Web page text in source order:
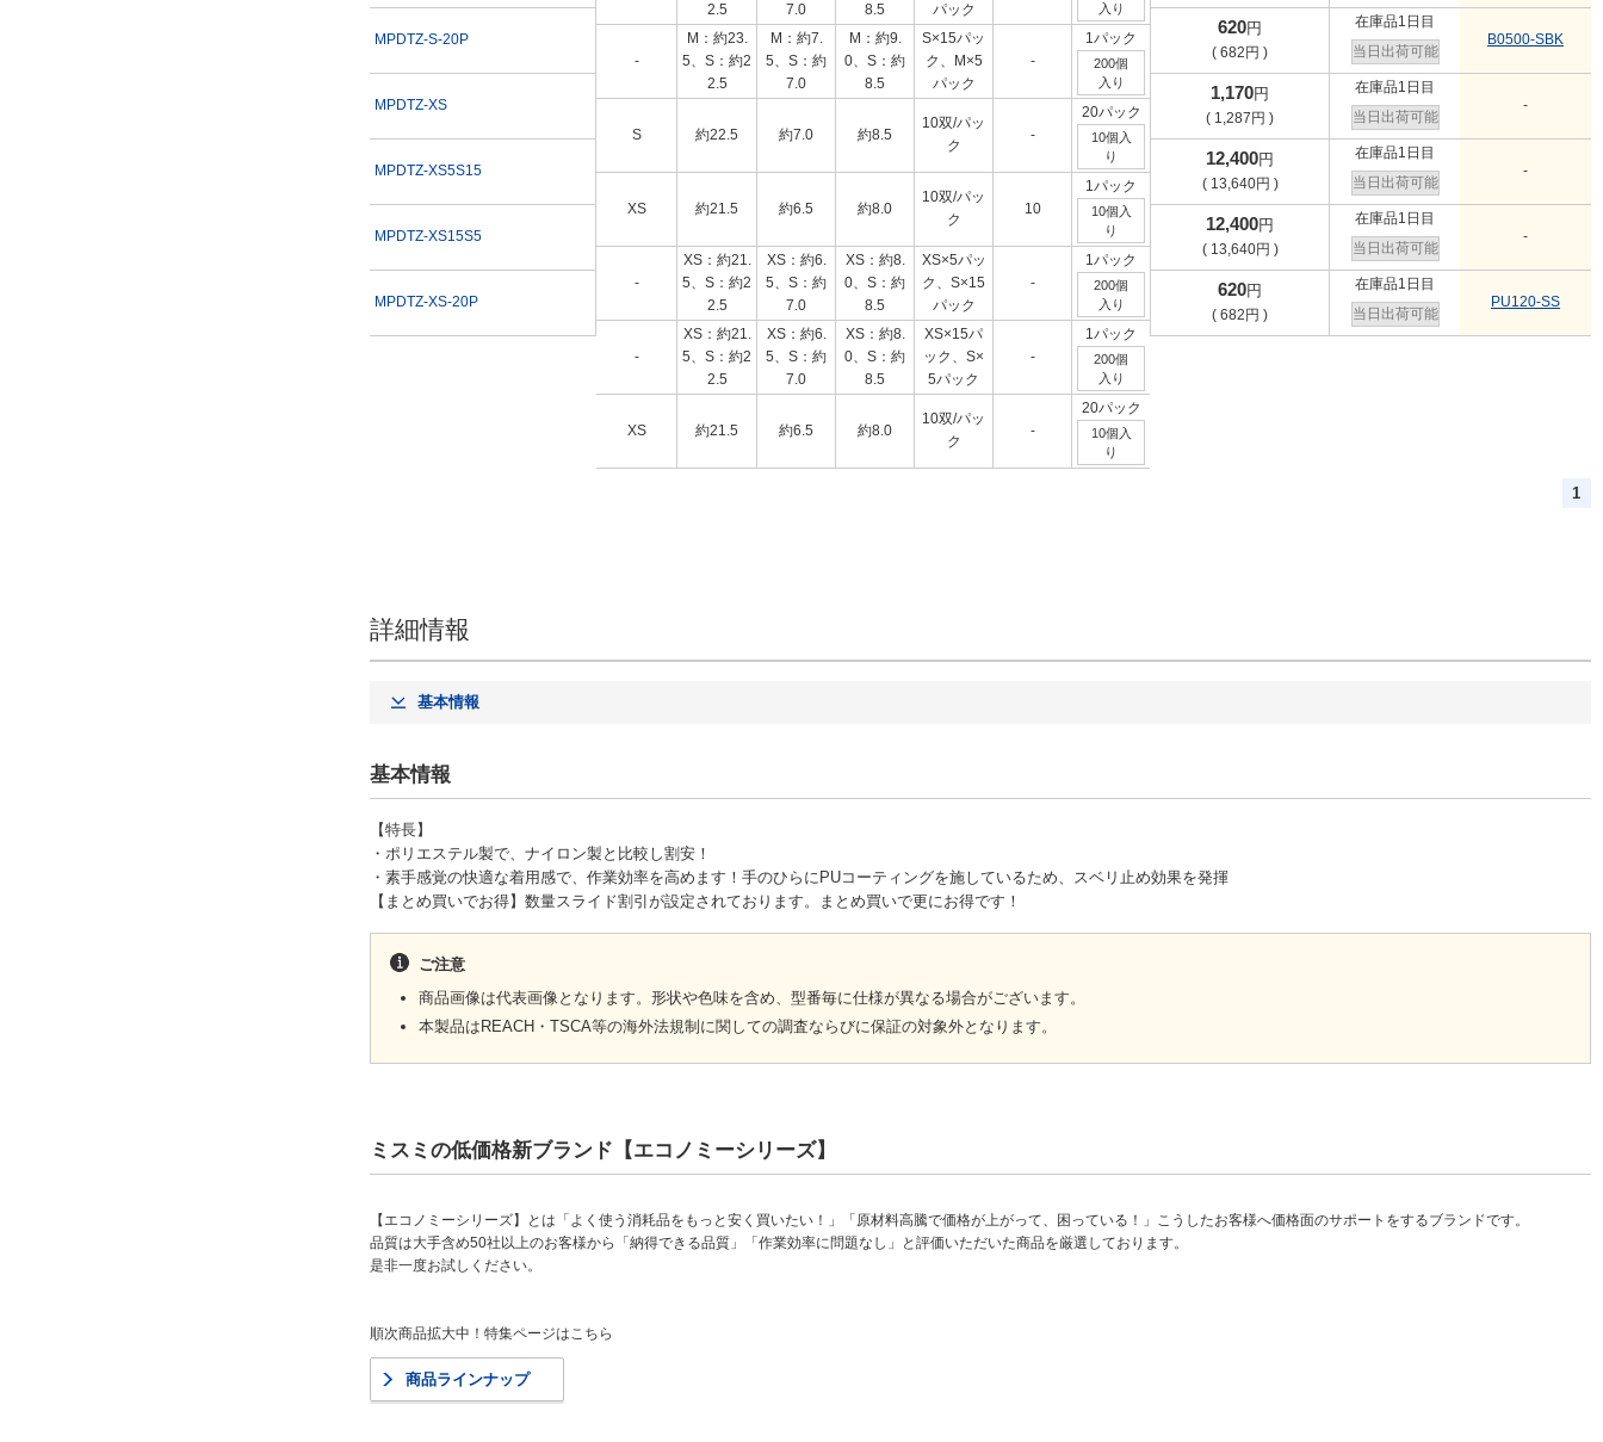
MPDTZ-S-20P
MPDTZ-XS
MPDTZ-XS5S15
MPDTZ-XS15S5
MPDTZ-XS-20P
2.5
7.0
8.5
パック
入り
-
M：約23.
5、S：約2
2.5
M：約7.
5、S：約
7.0
M：約9.
0、S：約
8.5
S×15パッ
ク、M×5
パック
-
1パック
200個
入り
S 約22.5 約7.0 約8.5
10双/パッ
ク
-
20パック
10個入
り
XS 約21.5 約6.5 約8.0
10双/パッ
ク
10
1パック
10個入
り
-
XS：約21.
5、S：約2
2.5
XS：約6.
5、S：約
7.0
XS：約8.
0、S：約
8.5
XS×5パッ
ク、S×15
パック
-
1パック
200個
入り
-
XS：約21.
5、S：約2
2.5
XS：約6.
5、S：約
7.0
XS：約8.
0、S：約
8.5
XS×15パ
ック、S×
5パック
-
1パック
200個
入り
XS 約21.5 約6.5 約8.0
10双/パッ
ク
-
20パック
10個入
り
620円
( 682 円 )
在庫品1日目
当日出荷可能
B0500-SBK
1,170円
( 1,287 円 )
在庫品1日目
当日出荷可能
-
12,400円
( 13,640円 )
在庫品1日目
当日出荷可能
-
12,400円
( 13,640円 )
在庫品1日目
当日出荷可能
-
620円
( 682 円 )
在庫品1日目
当日出荷可能
PU120-SS
1
詳細情報
基本情報
基本情報
【特長】
・ポリエステル製で、ナイロン製と比較し割安！
・素手感覚の快適な着用感で、作業効率を高めます！手のひらにPUコーティングを施しているため、スベリ止め効果を発揮
【まとめ買いでお得】数量スライド割引が設定されております。まとめ買いで更にお得です！
ご注意
商品画像は代表画像となります。形状や色味を含め、型番毎に仕様が異なる場合がございます。
本製品はREACH・TSCA等の海外法規制に関しての調査ならびに保証の対象外となります。
ミスミの低価格新ブランド【エコノミーシリーズ】
【エコノミーシリーズ】とは「よく使う消耗品をもっと安く買いたい！」「原材料高騰で価格が上がって、困っている！」こうしたお客様へ価格面のサポートをするブランドです。
品質は大手含め50社以上のお客様から「納得できる品質」「作業効率に問題なし」と評価いただいた商品を厳選しております。
是非一度お試しください。
順次商品拡大中！特集ページはこちら
商品ラインナップ